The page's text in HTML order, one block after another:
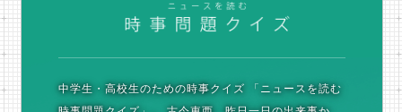
中学生・高校生のための時事クイズ 「ニュースを読む